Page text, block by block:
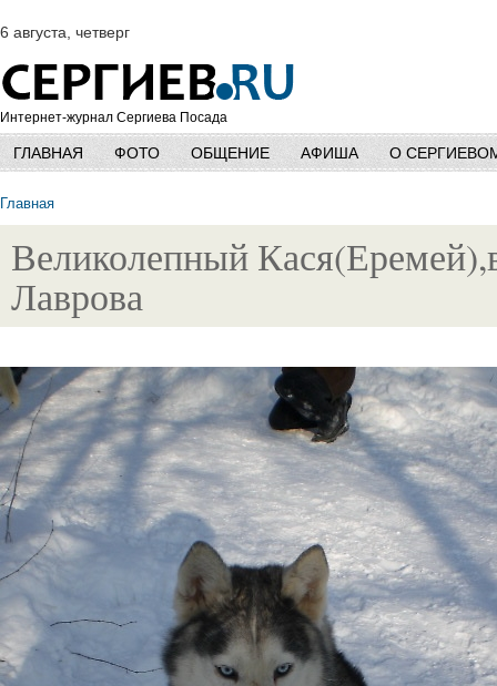
6 августа, четверг
Интернет-журнал Сергиева Посада
ГЛАВНАЯ ФОТО ОБЩЕНИЕ АФИША О
Главная
Великолепный
Лаврова